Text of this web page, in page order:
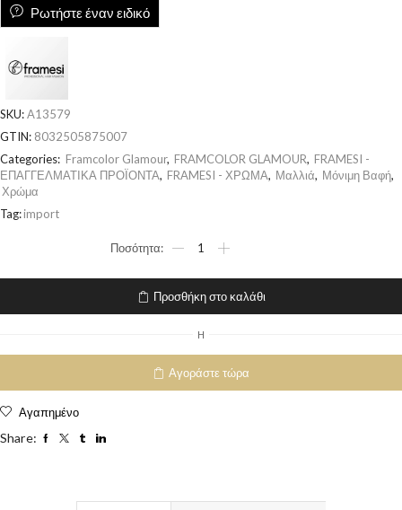
Ρωτήστε έναν ειδικό
SKU:A13579
GTIN: 8032505875007
Categories: Framcolor Glamour, FRAMCOLOR GLAMOUR, FRAMESI -
ΕΠΑΓΓΕΛΜΑΤΙΚΑ ΠΡΟΪΟΝΤΑ, FRAMESI - ΧΡΩΜΑ, Μαλλιά, Μόνιμη Βαφή,
Χρώμα
Tag:import
Προσθήκη στο καλάθι
H
Αγοράστε τώρα
Αγαπημένο
Share: